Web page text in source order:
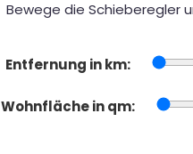
Bewege die Schieberegler
Entfernung in km:
Wohnfläche in qm: